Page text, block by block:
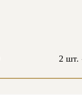
2 шт.